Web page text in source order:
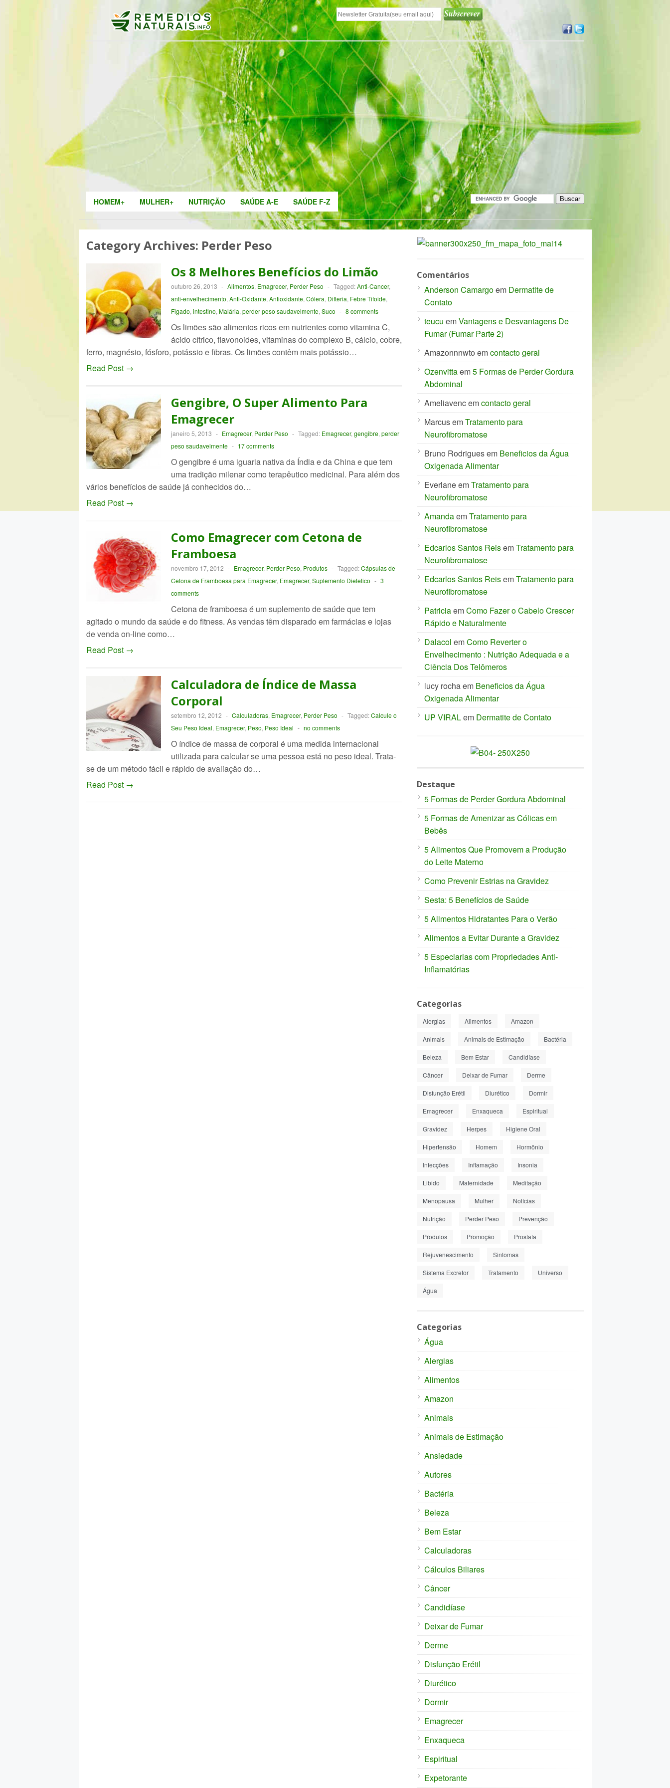
HOMEM+ MULHER+ NUTRIÇÃO SAÚDE A-E SAÚDE F-Z
Category Archives: Perder Peso
Os 8 Melhores Benefícios do Limão
outubro 26, 2013 - Alimentos, Emagrecer, Perder Peso - Tagged:Anti-Cancer,
anti-envelhecimento, Anti-Oxidante, Antioxidante, Cólera, Difteria, Febre Tifoide,
Figado, intestino, Malária, perder peso saudavelmente, Suco - 8 comments
Os limões são alimentos ricos em nutrientes como vitamina C,
ácido cítrico, flavonoides, vitaminas do complexo B, cálcio, cobre,
ferro, magnésio, fósforo, potássio e fibras. Os limões contêm mais potássio…
Read Post →
Gengibre, O Super Alimento Para
Emagrecer
janeiro 5, 2013 - Emagrecer, Perder Peso - Tagged: Emagrecer, gengibre, perder
peso saudavelmente - 17 comments
O gengibre é uma iguaria nativa da Índia e da China e que tem
uma tradição milenar como terapêutico medicinal. Para além dos
vários benefícios de saúde já conhecidos do…
Read Post →
Como Emagrecer com Cetona de
Framboesa
novembro 17, 2012 - Emagrecer, Perder Peso, Produtos - Tagged:Cápsulas de
Cetona de Framboesa para Emagrecer, Emagrecer, Suplemento Dietetico - 3
comments
Cetona de framboesa é um suplemento de saúde que tem
agitado o mundo da saúde e do fitness. As vendas têm disparado em farmácias e lojas
de venda on-line como…
Read Post →
Calculadora de Índice de Massa
Corporal
setembro 12, 2012 - Calculadoras, Emagrecer, Perder Peso - Tagged:Calcule o
Seu Peso Ideal, Emagrecer, Peso, Peso Ideal - no comments
O índice de massa de corporal é uma medida internacional
utilizada para calcular se uma pessoa está no peso ideal. Trata-
se de um método fácil e rápido de avaliação do…
Read Post →
Comentários
Anderson Camargoem Dermatite de
Contato
teucu emVantagens e Desvantagens De
Fumar (Fumar Parte 2)
Amazonnnwto emcontacto geral
Ozenvittaem5 Formas de Perder Gordura
Abdominal
Ameliavencemcontacto geral
MarcusemTratamento para
Neurofibromatose
Bruno Rodriguesem Beneficios da Água
Oxigenada Alimentar
EverlaneemTratamento para
Neurofibromatose
AmandaemTratamento para
Neurofibromatose
Edcarlos Santos ReisemTratamento para
Neurofibromatose
Edcarlos Santos ReisemTratamento para
Neurofibromatose
PatriciaemComo Fazer o Cabelo Crescer
Rápido e Naturalmente
Dalacol emComo Reverter o
Envelhecimento : Nutrição Adequada e a
Ciência Dos Telômeros
lucy rochaem Beneficios da Água
Oxigenada Alimentar
UP VIRALem Dermatite de Contato
Destaque
5 Formas de Perder Gordura Abdominal
5 Formas de Amenizar as Cólicas em
Bebês
5 Alimentos Que Promovem a Produção
do Leite Materno
Como Prevenir Estrias na Gravidez
Sesta: 5 Benefícios de Saúde
5 Alimentos Hidratantes Para o Verão
Alimentos a Evitar Durante a Gravidez
5 Especiarias com Propriedades Anti-
Inflamatórias
Categorias
Alergias Alimentos Amazon
Animais Animais de Estimação Bactéria
Beleza Bem Estar Candidíase
Câncer Deixar de Fumar Derme
Disfunção Erétil Diurético Dormir
Emagrecer Enxaqueca Espiritual
Gravidez Herpes Higiene Oral
Hipertensão Homem Hormônio
Infecções Inflamação Insonia
Libido Maternidade Meditação
Menopausa Mulher Notícias
Nutrição Perder Peso Prevenção
Produtos Promoção Prostata
Rejuvenescimento Sintomas
Sistema Excretor Tratamento Universo
Água
Categorias
Água
Alergias
Alimentos
Amazon
Animais
Animais de Estimação
Ansiedade
Autores
Bactéria
Beleza
Bem Estar
Calculadoras
Cálculos Biliares
Câncer
Candidíase
Deixar de Fumar
Derme
Disfunção Erétil
Diurético
Dormir
Emagrecer
Enxaqueca
Espiritual
Expetorante